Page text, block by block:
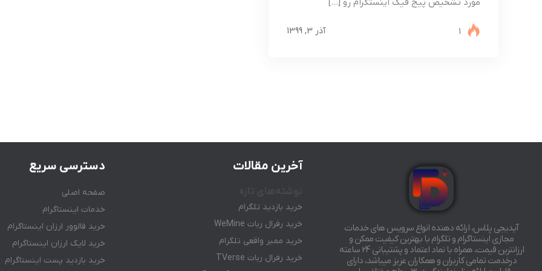
مورد تشخیص پیج فیک اینستگرام رو […]
آذر 3, 1399 1
آیدیجی پلاس، ارائه دهنده انواع سرویس های خدمات
مجازی اینستاگرام و تلگرام با بهترین کیفیت ممکن و
ارزانترین قیمت، همراه با نماد اعتماد و پشتیبانی 24 ساعته
درخدمت تمامی کاربران و همکاران عزیز میباشد، دارای
آخرین مقالات
خرید بازدید تلگرام
خرید رفرال ربات WeMine
خرید ممبر واقعی تلگرام
خرید رفرال ربات TVerse
دسترسی سریع
صفحه اصلی
خدمات اینستاگرام
خرید فالوور ارزان اینستاگرام
خرید لایک ارزان اینستاگرام
خرید بازدید پست اینستاگرام